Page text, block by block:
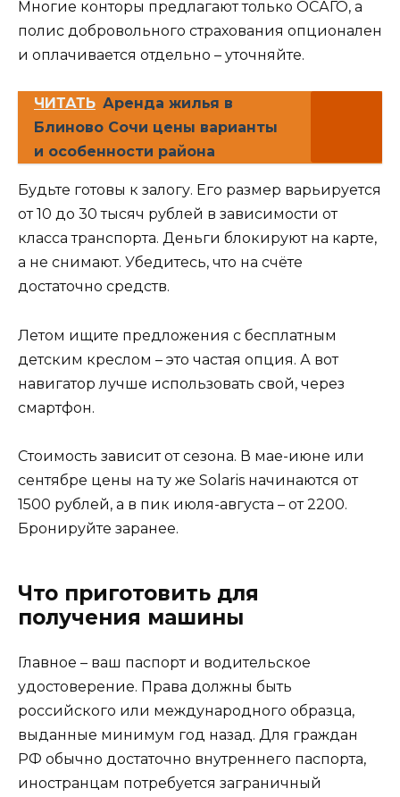
Многие конторы предлагают только ОСАГО, а
полис добровольного страхования опционален
и оплачивается отдельно – уточняйте.
ЧИТАТЬ Аренда жилья в
Блиново Сочи цены варианты
и особенности района
Будьте готовы к залогу. Его размер варьируется
от 10 до 30 тысяч рублей в зависимости от
класса транспорта. Деньги блокируют на карте,
а не снимают. Убедитесь, что на счёте
достаточно средств.
Летом ищите предложения с бесплатным
детским креслом – это частая опция. А вот
навигатор лучше использовать свой, через
смартфон.
Стоимость зависит от сезона. В мае-июне или
сентябре цены на ту же Solaris начинаются от
1500 рублей, а в пик июля-августа – от 2200.
Бронируйте заранее.
Что приготовить для
получения машины
Главное – ваш паспорт и водительское
удостоверение. Права должны быть
российского или международного образца,
выданные минимум год назад. Для граждан
РФ обычно достаточно внутреннего паспорта,
иностранцам потребуется заграничный